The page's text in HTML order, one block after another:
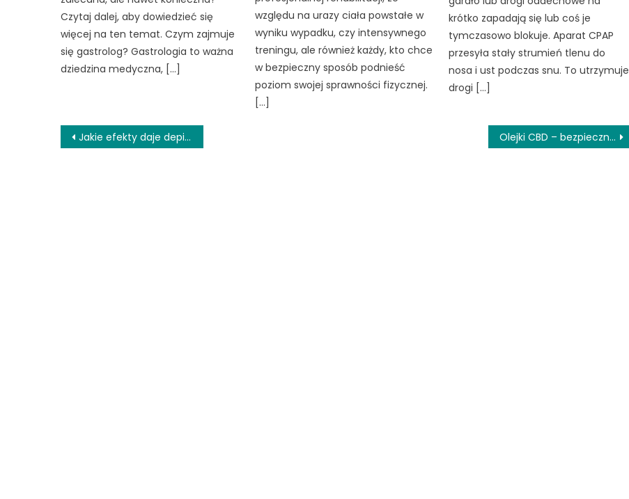
Czytaj dalej, aby dowiedzieć się
więcej na ten temat. Czym zajmuje
się gastrolog? Gastrologia to ważna
dziedzina medyczna, […]
względu na urazy ciała powstałe w
wyniku wypadku, czy intensywnego
treningu, ale również każdy, kto chce
w bezpieczny sposób podnieść
poziom swojej sprawności fizycznej.
[…]
krótko zapadają się lub coś je
tymczasowo blokuje. Aparat CPAP
przesyła stały strumień tlenu do
nosa i ust podczas snu. To utrzymuje
drogi […]
Nawigacja
Jakie efekty daje depilacja laserowa? Olejki CBD – bezpieczne i skuteczne